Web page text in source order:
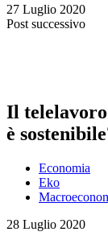
27 Luglio 2020
Post successivo
Il
è
Economia
Eko
28 Luglio 2020